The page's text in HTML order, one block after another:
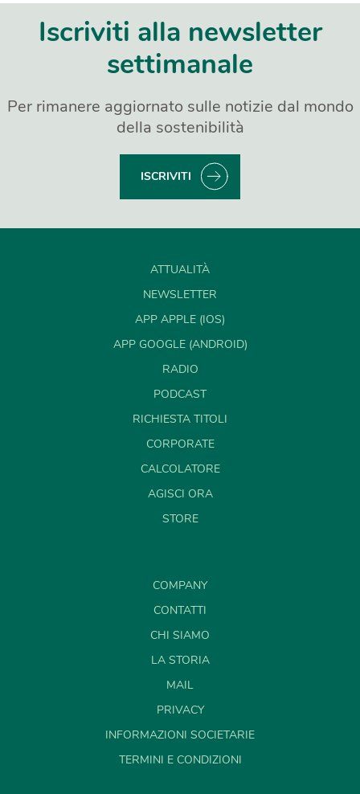
Iscriviti alla newsletter
settimanale
Per rimanere aggiornato sulle notizie dal mondo
della sostenibilità
ISCRIVITI
ATTUALITÀ
NEWSLETTER
APP APPLE (IOS)
APP GOOGLE (ANDROID)
RADIO
PODCAST
RICHIESTA TITOLI
CORPORATE
CALCOLATORE
AGISCI ORA
STORE
COMPANY
CONTATTI
CHI SIAMO
LA STORIA
MAIL
PRIVACY
INFORMAZIONI SOCIETARIE
TERMINI E CONDIZIONI